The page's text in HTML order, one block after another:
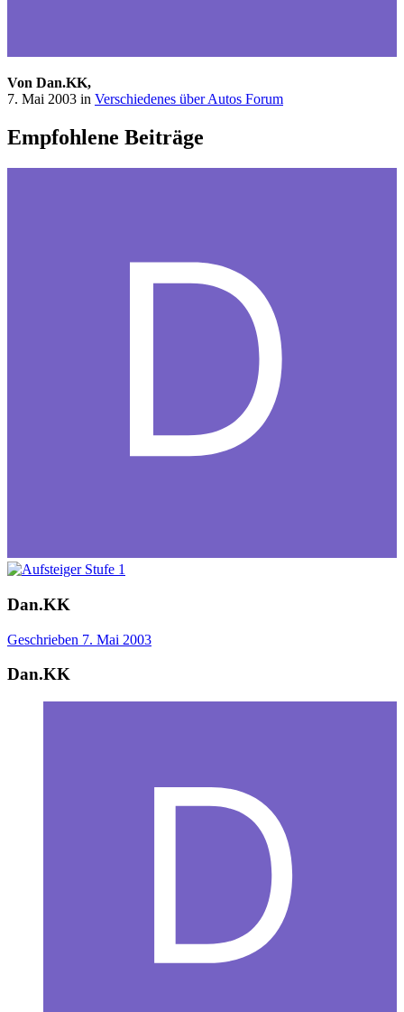
Von Dan.KK,
7. Mai 2003 in Verschiedenes über Autos Forum
Empfohlene Beiträge
Dan.KK
Geschrieben 7. Mai 2003
Dan.KK